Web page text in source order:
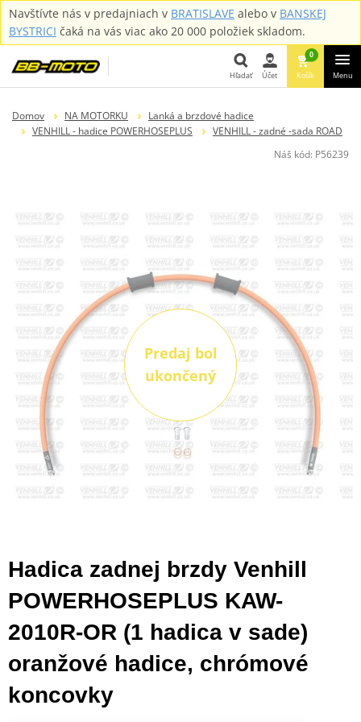
Navštívte nás v predajniach v BRATISLAVE alebo v BANSKEJ
BYSTRICI čaká na vás viac ako 20 000 položiek skladom.
Hľadať Účet
0
Košík Menu
Domov NA MOTORKU
Lanká a brzdové hadice
VENHILL - hadice POWERHOSEPLUS
VENHILL - zadné -sada ROAD
Náš kód: P56239
Predaj bol
ukončený
Hadica zadnej brzdy Venhill
POWERHOSEPLUS KAW-
2010R-OR (1 hadica v sade)
oranžové hadice, chrómové
koncovky